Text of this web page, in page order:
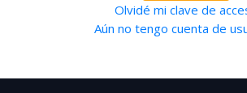
Olvidé mi clave de
Aún no tengo cuenta de